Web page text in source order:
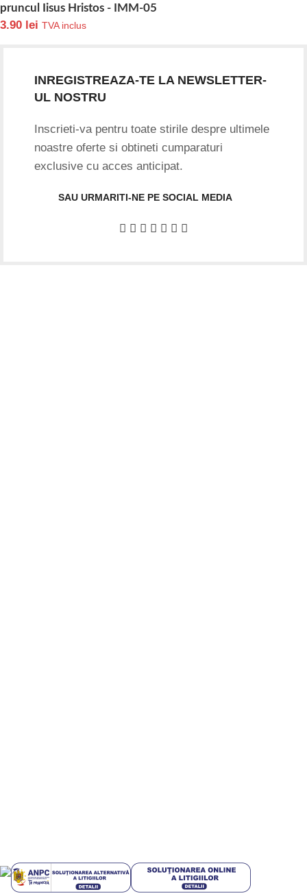
pruncul Iisus Hristos - IMM-05
3.90 lei TVA inclus
INREGISTREAZA-TE LA NEWSLETTER-
UL NOSTRU
Inscrieti-va pentru toate stirile despre ultimele
noastre oferte si obtineti cumparaturi
exclusive cu acces anticipat.
SAU URMARITI-NE PE SOCIAL MEDIA